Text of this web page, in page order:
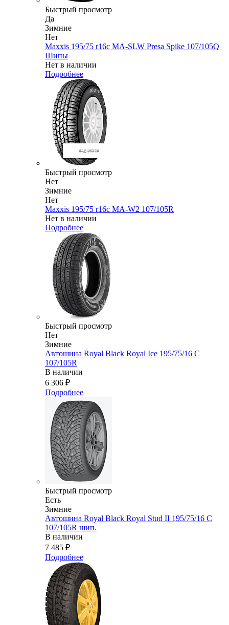
Быстрый просмотр
Да
Зимние
Нет
Maxxis 195/75 r16c MA-SLW Presa Spike 107/105Q
Шипы
Нет в наличии
Подробнее
Быстрый просмотр
Нет
Зимние
Нет
Maxxis 195/75 r16c MA-W2 107/105R
Нет в наличии
Подробнее
Быстрый просмотр
Нет
Зимние
Автошина Royal Black Royal Ice 195/75/16 C
107/105R
В наличии
6 306 ₽
Подробнее
Быстрый просмотр
Есть
Зимние
Автошина Royal Black Royal Stud II 195/75/16 C
107/105R шип.
В наличии
7 485 ₽
Подробнее